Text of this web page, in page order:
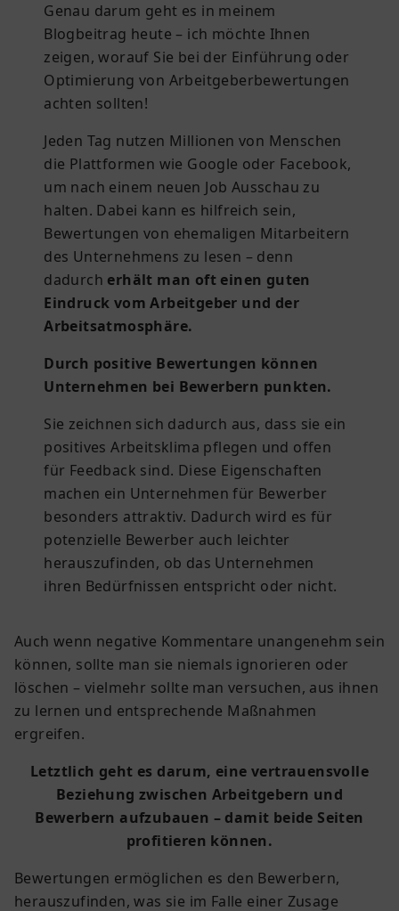
Genau darum geht es in meinem
Blogbeitrag heute – ich möchte Ihnen
zeigen, worauf Sie bei der Einführung oder
Optimierung von Arbeitgeberbewertungen
achten sollten!
Jeden Tag nutzen Millionen von Menschen
die Plattformen wie Google oder Facebook,
um nach einem neuen Job Ausschau zu
halten. Dabei kann es hilfreich sein,
Bewertungen von ehemaligen Mitarbeitern
des Unternehmens zu lesen – denn
dadurch erhält man oft einen guten
Eindruck vom Arbeitgeber und der
Arbeitsatmosphäre.
Durch positive Bewertungen können
Unternehmen bei Bewerbern punkten.
Sie zeichnen sich dadurch aus, dass sie ein
positives Arbeitsklima pflegen und offen
für Feedback sind. Diese Eigenschaften
machen ein Unternehmen für Bewerber
besonders attraktiv. Dadurch wird es für
potenzielle Bewerber auch leichter
herauszufinden, ob das Unternehmen
ihren Bedürfnissen entspricht oder nicht.
Auch wenn negative Kommentare unangenehm sein
können, sollte man sie niemals ignorieren oder
löschen – vielmehr sollte man versuchen, aus ihnen
zu lernen und entsprechende Maßnahmen
ergreifen.
Letztlich geht es darum, eine vertrauensvolle
Beziehung zwischen Arbeitgebern und
Bewerbern aufzubauen – damit beide Seiten
profitieren können.
Bewertungen ermöglichen es den Bewerbern,
herauszufinden, was sie im Falle einer Zusage